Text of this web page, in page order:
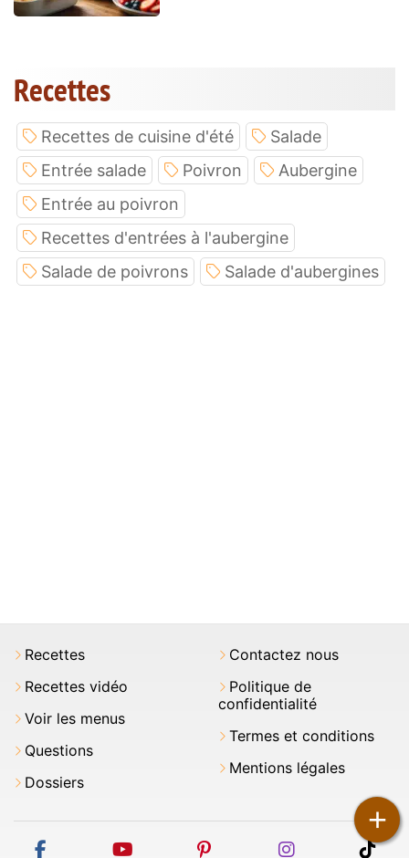
+
Recettes
Recettes de cuisine d'été
Salade
Entrée salade
Poivron
Aubergine
Entrée au poivron
Recettes d'entrées à l'aubergine
Salade de poivrons
Salade d'aubergines
Recettes
Recettes vidéo
Voir les menus
Questions
Dossiers
Contactez nous
Politique de
confidentialité
Termes et conditions
Mentions légales
facebook youtube pinterest instagram